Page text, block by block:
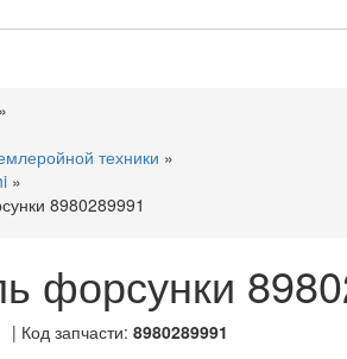
»
техники »
»
8980289991
форсунки
| Код запчасти: 8980289991